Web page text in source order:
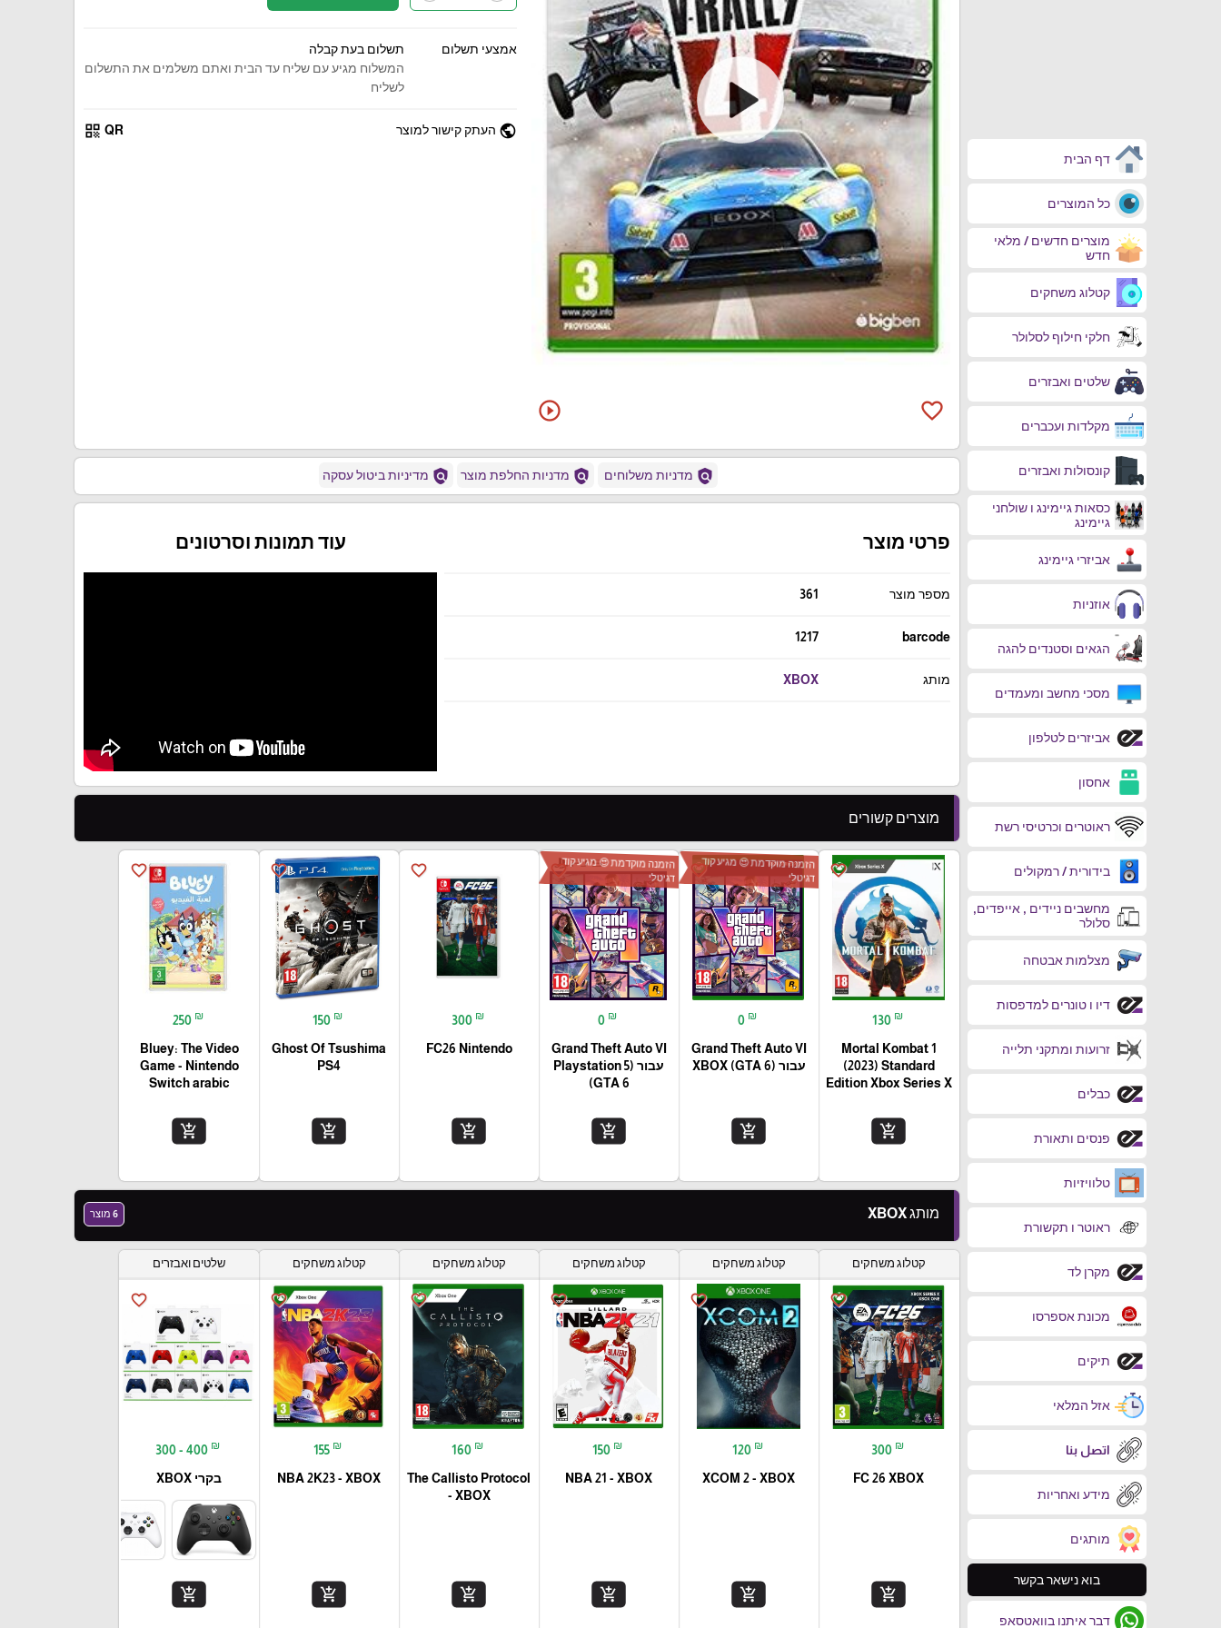
דף הבית
כל המוצרים
מוצרים חדשים / מלאי
חדש
קטלוג משחקים
חלקי חילוף לסלולר
שלטים ואבזרים
מקלדות ועכברים
קונסולות ואבזרים
כסאות גיימינג ו שולחני
גיימינג
אביזרי גיימינג
אוזניות
הגאים וסטנדים להגה
מסכי מחשב ומעמדים
אביזרים לטלפון
אחסון
ראוטרים וכרטיסי רשת
בידורית / רמקולים
מחשבים ניידים , אייפדים,
סלולר
מצלמות אבטחה
דיו ו טונרים למדפסות
זרועות ומתקני תלייה
כבלים
פנסים ותאורת
טלוויזיות
ראוטר ו תקשורת
מקרן לד
מכונת אספרסו
תיקים
אזל המלאי
اتصل بنا
מידע ואחריות
מותגים
בוא נישאר בקשר
דבר איתנו בוואטסאפ
favorite_border
play_circle_outline
אמצעי תשלום
תשלום בעת קבלה
המשלוח מגיע עם שליח עד הבית ואתם משלמים את התשלום
לשליח
public העתק קישור למוצר QR
qr_code
policy מדניות משלוחים policy מדניות החלפת מוצר policy מדיניות ביטול עסקה
פרטי מוצר
מספר מוצר 361
barcode
1217
מותג XBOX
עוד תמונות וסרטונים
מוצרים קשורים
favorite_border
130 ₪
Mortal Kombat 1
(2023) Standard
Edition Xbox Series X
add_shopping_cart
favorite_borderהזמנה מוקדמת 😍 מגיע קוד
דגיטלי
0 ₪
Grand Theft Auto VI
עבור (XBOX (GTA 6
add_shopping_cart
favorite_borderהזמנה מוקדמת 😍 מגיע קוד
דגיטלי
0 ₪
Grand Theft Auto VI
עבור (Playstation 5
(GTA 6
add_shopping_cart
favorite_border
300 ₪
FC26 Nintendo
add_shopping_cart
favorite_border
150 ₪
Ghost Of Tsushima
PS4
add_shopping_cart
favorite_border
250 ₪
Bluey: The Video
Game - Nintendo
Switch arabic
add_shopping_cart
מותג XBOX 6 מוצר
קטלוג משחקים
favorite_border
300 ₪
FC 26 XBOX
add_shopping_cart
קטלוג משחקים
favorite_border
120 ₪
XCOM 2 - XBOX
add_shopping_cart
קטלוג משחקים
favorite_border
150 ₪
NBA 21 - XBOX
add_shopping_cart
קטלוג משחקים
favorite_border
160 ₪
The Callisto Protocol
- XBOX
add_shopping_cart
קטלוג משחקים
favorite_border
155 ₪
NBA 2K23 - XBOX
add_shopping_cart
שלטים ואבזרים
favorite_border
300 - 400 ₪
בקרי XBOX
add_shopping_cart